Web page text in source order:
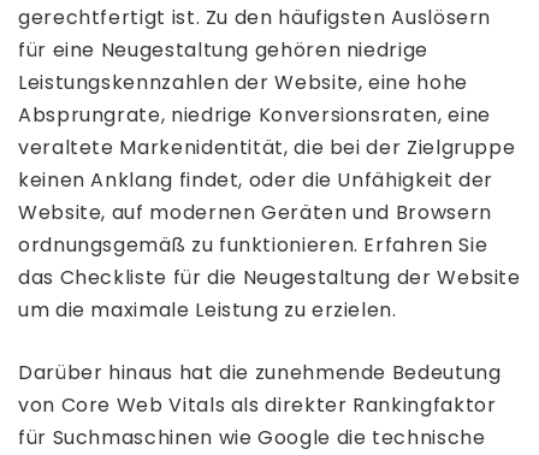
gerechtfertigt ist. Zu den häufigsten Auslösern
für eine Neugestaltung gehören niedrige
Leistungskennzahlen der Website, eine hohe
Absprungrate, niedrige Konversionsraten, eine
veraltete Markenidentität, die bei der Zielgruppe
keinen Anklang findet, oder die Unfähigkeit der
Website, auf modernen Geräten und Browsern
ordnungsgemäß zu funktionieren. Erfahren Sie
das Checkliste für die Neugestaltung der Website
um die maximale Leistung zu erzielen.
Darüber hinaus hat die zunehmende Bedeutung
von Core Web Vitals als direkter Rankingfaktor
für Suchmaschinen wie Google die technische